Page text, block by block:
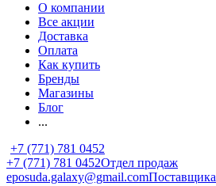
О компании
Все акции
Доставка
Оплата
Как купить
Бренды
Магазины
Блог
...
+7 (771) 781 0452
+7 (771) 781 0452Отдел продаж
eposuda.galaxy@gmail.com